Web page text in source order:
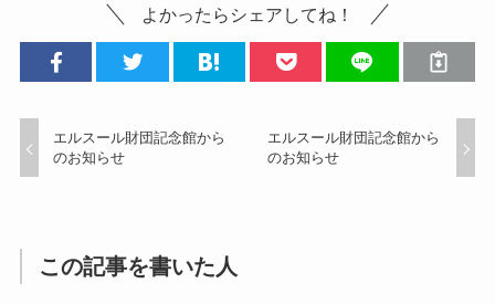
よかったらシェアしてね！
エルスール財団記念館から
のお知らせ
エルスール財団記念館から
のお知らせ
この記事を書いた人